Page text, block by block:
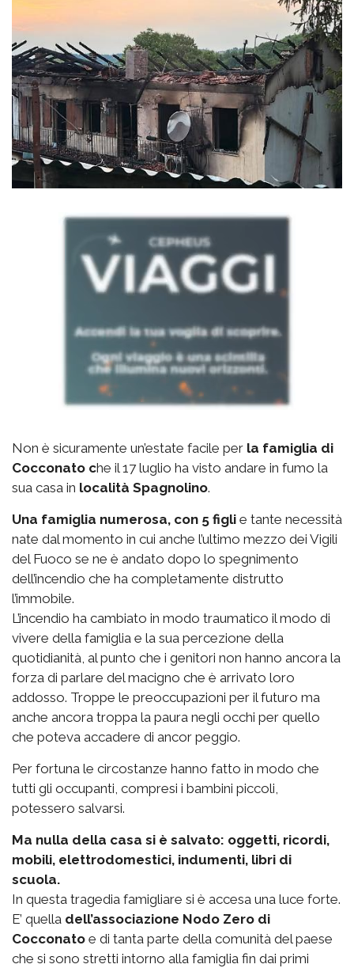
Non è sicuramente un’estate facile per la famiglia di
Cocconato che il 17 luglio ha visto andare in fumo la
sua casa in località Spagnolino.
Una famiglia numerosa, con 5 figli e tante necessità
nate dal momento in cui anche l’ultimo mezzo dei Vigili
del Fuoco se ne è andato dopo lo spegnimento
dell’incendio che ha completamente distrutto
l’immobile.
L’incendio ha cambiato in modo traumatico il modo di
vivere della famiglia e la sua percezione della
quotidianità, al punto che i genitori non hanno ancora la
forza di parlare del macigno che è arrivato loro
addosso. Troppe le preoccupazioni per il futuro ma
anche ancora troppa la paura negli occhi per quello
che poteva accadere di ancor peggio.
Per fortuna le circostanze hanno fatto in modo che
tutti gli occupanti, compresi i bambini piccoli,
potessero salvarsi.
Ma nulla della casa si è salvato: oggetti, ricordi,
mobili, elettrodomestici, indumenti, libri di
scuola.
In questa tragedia famigliare si è accesa una luce forte.
E’ quella dell’associazione Nodo Zero di
Cocconato e di tanta parte della comunità del paese
che si sono stretti intorno alla famiglia fin dai primi